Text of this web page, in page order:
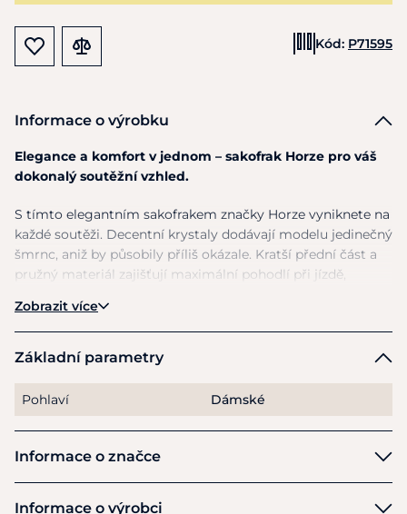
Kód: P71595
Informace o výrobku
Elegance a komfort v jednom – sakofrak Horze pro váš
dokonalý soutěžní vzhled.
S tímto elegantním sakofrakem značky Horze vyniknete na
každé soutěži. Decentní krystaly dodávají modelu jedinečný
šmrnc, aniž by působily příliš okázale. Kratší přední část a
pružný materiál zajišťují maximální pohodlí při jízdě,
profesionální styl.
Dopřejte si nejen skvělý pocit z pohybu, ale i sebevědomí,
zajistí perfektní rovnováhu mezi funkčností a luxusem.
Materiál: 94% polyester, 6% elastan
Zobrazit více
Základní parametry
Pohlaví Dámské
Informace o značce
Horze
Informace o výrobci